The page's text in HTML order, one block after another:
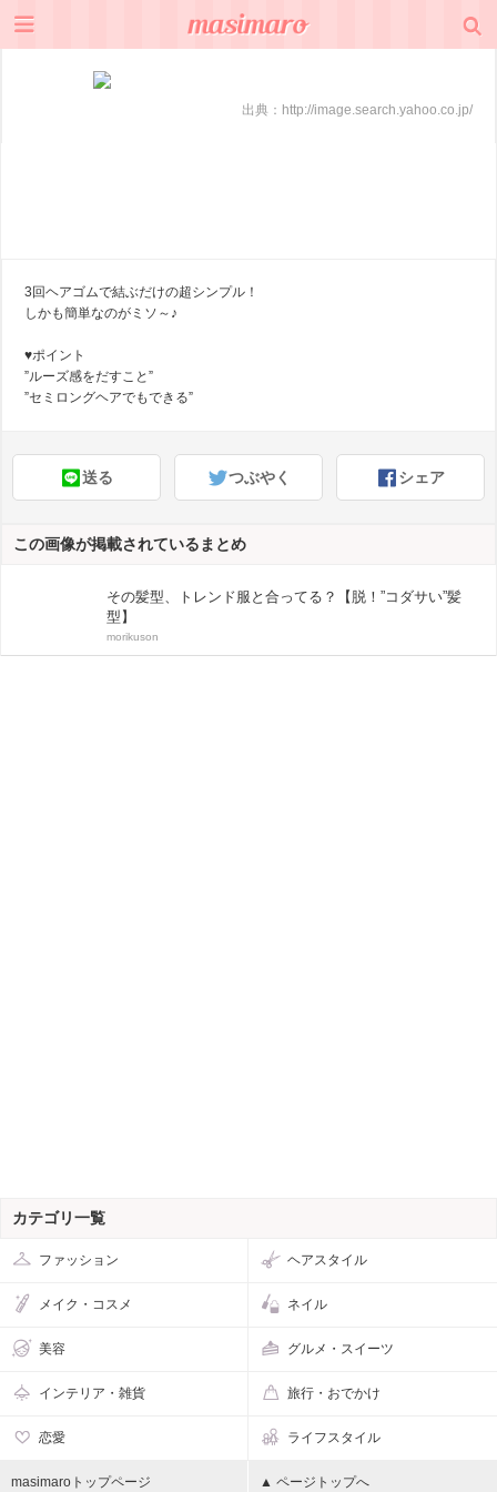
出典： http://image.search.yahoo.co.jp/
3回ヘアゴムで結ぶだけの超シンプル！
しかも簡単なのがミソ～♪
♥ポイント
”ルーズ感をだすこと”
”セミロングヘアでもできる”
送る つぶやく シェア
この画像が掲載されているまとめ
その髪型、トレンド服と合ってる？【脱！”コダサい”髪
型】
morikuson
カテゴリ一覧
ファッション ヘアスタイル
メイク・コスメ ネイル
美容 グルメ・スイーツ
インテリア・雑貨 旅行・おでかけ
恋愛 ライフスタイル
masimaroトップページ ▲ ページトップへ